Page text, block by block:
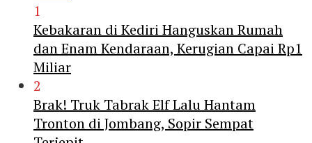
1
Kebakaran di Kediri Hanguskan Rumah
dan Enam Kendaraan, Kerugian Capai Rp1
Miliar
2
Brak! Truk Tabrak Elf Lalu Hantam
Tronton di Jombang, Sopir Sempat